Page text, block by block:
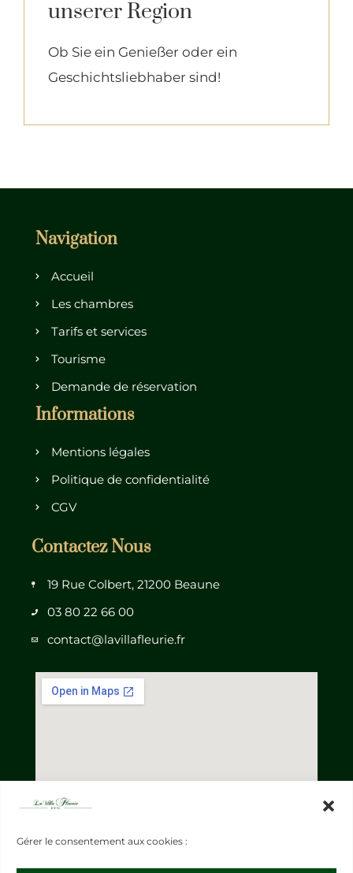
Gérer le consentement aux cookies :
unserer Region
Ob Sie ein Genießer oder ein
Geschichtsliebhaber sind!
Navigation
Accueil
Les chambres
Tarifs et services
Tourisme
Demande de réservation
Informations
Mentions légales
Politique de confidentialité
CGV
Contactez Nous
19 Rue Colbert, 21200 Beaune
03 80 22 66 00
contact@lavillafleurie.fr